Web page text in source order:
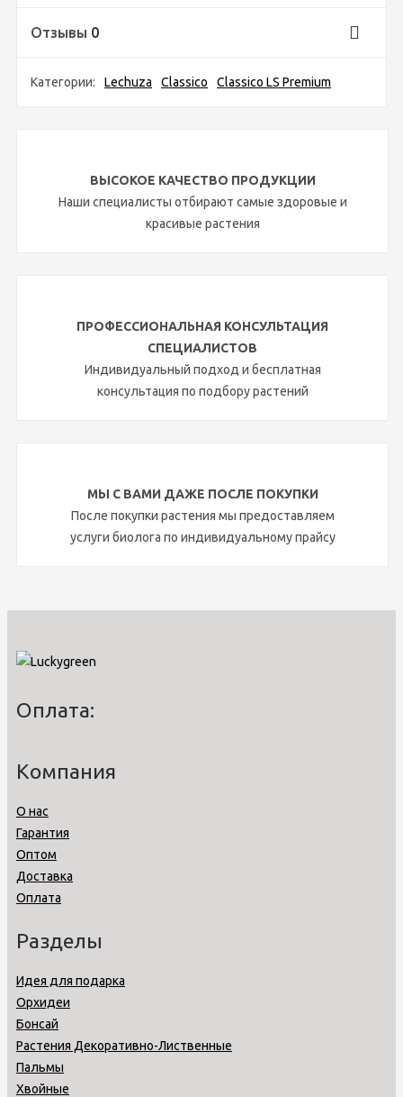
Отзывы 0
Категории: Lechuza Classico Classico LS Premium
ВЫСОКОЕ КАЧЕСТВО ПРОДУКЦИИ
Наши специалисты отбирают самые здоровые и
красивые растения
ПРОФЕССИОНАЛЬНАЯ КОНСУЛЬТАЦИЯ
СПЕЦИАЛИСТОВ
Индивидуальный подход и бесплатная
консультация по подбору растений
МЫ С ВАМИ ДАЖЕ ПОСЛЕ ПОКУПКИ
После покупки растения мы предоставляем
услуги биолога по индивидуальному прайсу
Оплата:
Компания
О нас
Гарантия
Оптом
Доставка
Оплата
Разделы
Идея для подарка
Орхидеи
Бонсай
Растения Декоративно-Лиственные
Пальмы
Хвойные